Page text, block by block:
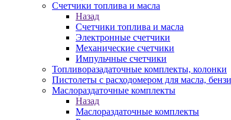
Счетчики топлива и масла
Назад
Счетчики топлива и масла
Электронные счетчики
Механические счетчики
Импульчные счетчики
Топливоразадаточные комплекты, колонки
Пистолеты с расходомером для масла,
Маслораздаточные комплекты
Назад
Маслораздаточные комплекты